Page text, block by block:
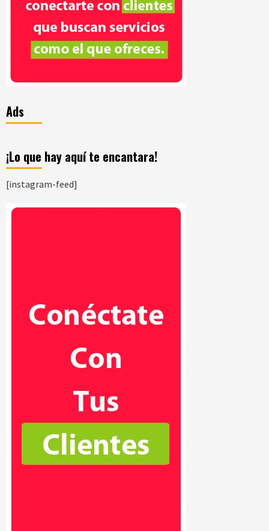
Ads
¡Lo que hay aquí te encantara!
[instagram-feed]